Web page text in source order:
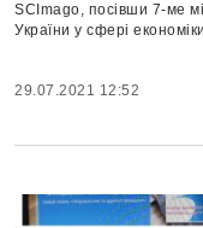
SCImago, посівши 7-ме
України у сфері
29.07.2021 12:52